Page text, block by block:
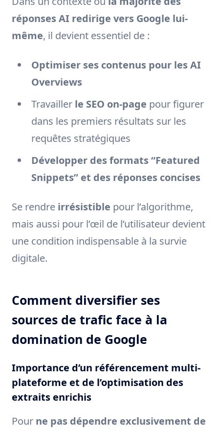
réponses AI redirige vers Google lui-
même, il devient essentiel de :
Optimiser ses contenus pour les AI
Overviews
Travailler le SEO on-page pour figurer
dans les premiers résultats sur les
requêtes stratégiques
Développer des formats “Featured
Snippets” et des réponses concises
Se rendre irrésistible pour l’algorithme,
mais aussi pour l’œil de l’utilisateur devient
une condition indispensable à la survie
digitale.
Comment diversifier ses
sources de trafic face à la
domination de Google
Importance d’un référencement multi-
plateforme et de l’optimisation des
extraits enrichis
Pour ne pas dépendre exclusivement de